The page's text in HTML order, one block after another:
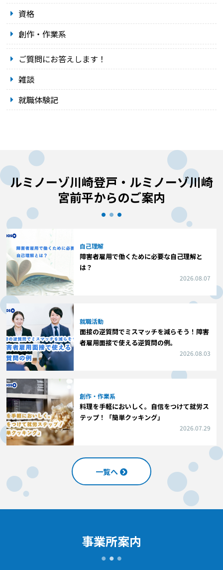
資格
創作・作業系
ご質問にお答えします！
雑談
就職体験記
ルミノーゾ川崎登戸・ルミノーゾ川崎
宮前平からのご案内
自己理解
障害者雇用で働くために必要な自己理解と
は？
2026.08.07
就職活動
面接の逆質問でミスマッチを減らそう！障害
者雇用面接で使える逆質問の例。
2026.08.03
創作・作業系
料理を手軽においしく。自信をつけて就労ス
テップ！「簡単クッキング」
2026.07.29
一覧へ
事業所案内